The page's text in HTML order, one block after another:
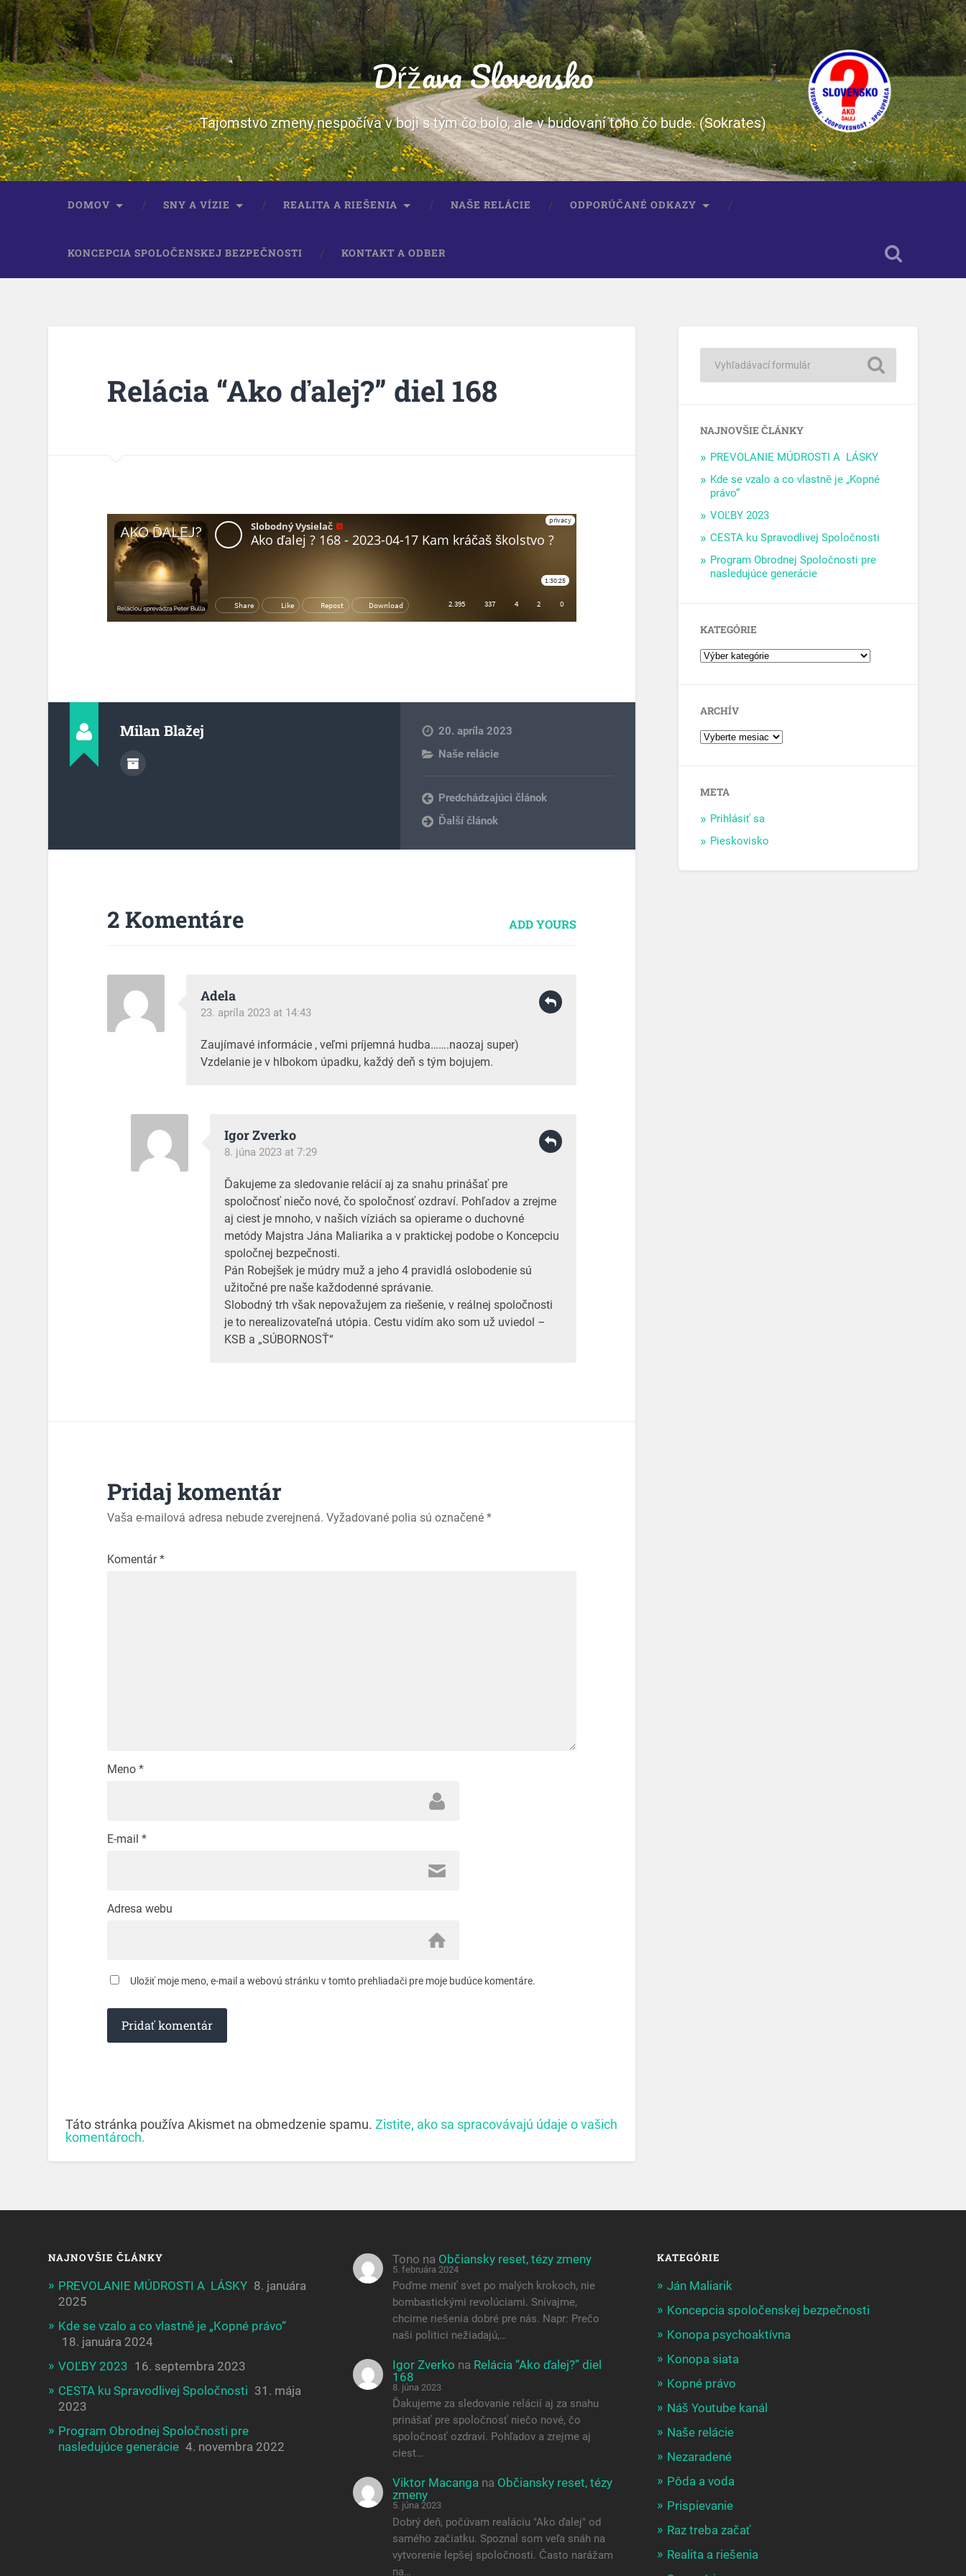
Dŕžava Slovensko
Tajomstvo zmeny nespočíva v boji s tým čo bolo, ale v budovaní toho čo bude. (Sokrates)
DOMOV SNY A VÍZIE REALITA A RIEŠENIA NAŠE RELÁCIE ODPORÚČANÉ ODKAZY
KONCEPCIA SPOLOČENSKEJ BEZPEČNOSTI KONTAKT A ODBER
Relácia “Ako ďalej?” diel 168
Milan Blažej
20. apríla 2023
Naše relácie
Predchádzajúci článok
Ďalší článok
2 Komentáre ADD YOURS
Adela
23. apríla 2023 at 14:43
Zaujímavé informácie , veľmi príjemná hudba…….naozaj super)
Vzdelanie je v hlbokom úpadku, každý deň s tým bojujem.
Igor Zverko
8. júna 2023 at 7:29
Ďakujeme za sledovanie relácií aj za snahu prinášať pre
spoločnosť niečo nové, čo spoločnosť ozdraví. Pohľadov a zrejme
aj ciest je mnoho, v našich víziách sa opierame o duchovné
metódy Majstra Jána Maliarika a v praktickej podobe o Koncepciu
spoločnej bezpečnosti.
Pán Robejšek je múdry muž a jeho 4 pravidlá oslobodenie sú
užitočné pre naše každodenné správanie.
Slobodný trh však nepovažujem za riešenie, v reálnej spoločnosti
je to nerealizovateľná utópia. Cestu vidím ako som už uviedol –
KSB a „SÚBORNOSŤ“
Pridaj komentár
Vaša e-mailová adresa nebude zverejnená. Vyžadované polia sú označené *
Komentár*
Meno *
E-mail *
Adresa webu
Uložiť moje meno, e-mail a webovú stránku v tomto prehliadači pre moje budúce komentáre.
Táto stránka používa Akismet na obmedzenie spamu.Zistite, ako sa spracovávajú údaje o vašich
komentároch.
NAJNOVŠIE ČLÁNKY
PREVOLANIE MÚDROSTI A LÁSKY
Kde se vzalo a co vlastně je „Kopné
právo“
VOĽBY 2023
CESTA ku Spravodlivej Spoločnosti
Program Obrodnej Spoločnosti pre
nasledujúce generácie
KATEGÓRIE
ARCHÍV
META
Prihlásiť sa
Pieskovisko
NAJNOVŠIE ČLÁNKY
PREVOLANIE MÚDROSTI A LÁSKY 8. januára
2025
Kde se vzalo a co vlastně je „Kopné právo“
18. januára 2024
VOĽBY 2023 16. septembra 2023
CESTA ku Spravodlivej Spoločnosti 31. mája
2023
Program Obrodnej Spoločnosti pre
nasledujúce generácie 4. novembra 2022
Tono na Občiansky reset, tézy zmeny
5. februára 2024
Poďme meniť svet po malých krokoch, nie
bombastickými revolúciami. Snívajme,
chcime riešenia dobré pre nás. Napr: Prečo
naši politici nežiadajú,…
Igor Zverko na Relácia “Ako ďalej?” diel
168
8. júna 2023
Ďakujeme za sledovanie relácií aj za snahu
prinášať pre spoločnosť niečo nové, čo
spoločnosť ozdraví. Pohľadov a zrejme aj
ciest…
Viktor Macanga na Občiansky reset, tézy
zmeny
5. júna 2023
Dobrý deň, počúvam realáciu "Ako ďalej" od
samého začiatku. Spoznal som veľa snáh na
vytvorenie lepšej spoločnosti. Často narážam
na…
KATEGÓRIE
Ján Maliarik
Koncepcia spoločenskej bezpečnosti
Konopa psychoaktívna
Konopa siata
Kopné právo
Náš Youtube kanál
Naše relácie
Nezaradené
Pôda a voda
Prispievanie
Raz treba začať
Realita a riešenia